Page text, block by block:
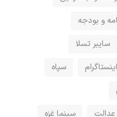
و بودجه
سایبر تسلا
سپاه
سینما غزه